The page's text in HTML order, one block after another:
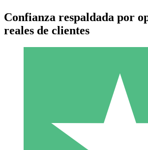
Paquetes de Créditos
Paga según el uso con créditos de
Confianza respaldada por
reales de clientes